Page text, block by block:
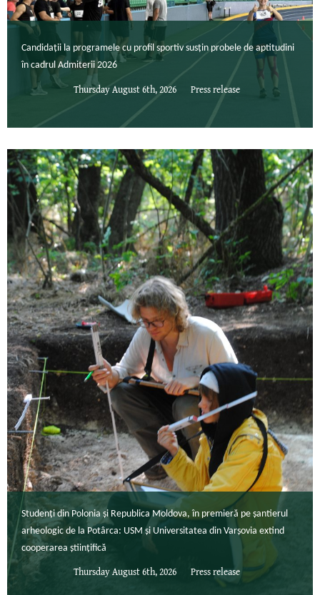
Candidații la programele cu profil sportiv susțin probele de aptitudini
în cadrul Admiterii 2026
Thursday August 6th, 2026 Press release
Studenți din Polonia și Republica Moldova, în premieră pe șantierul
arheologic de la Potârca: USM și Universitatea din Varșovia extind
cooperarea științifică
Thursday August 6th, 2026 Press release